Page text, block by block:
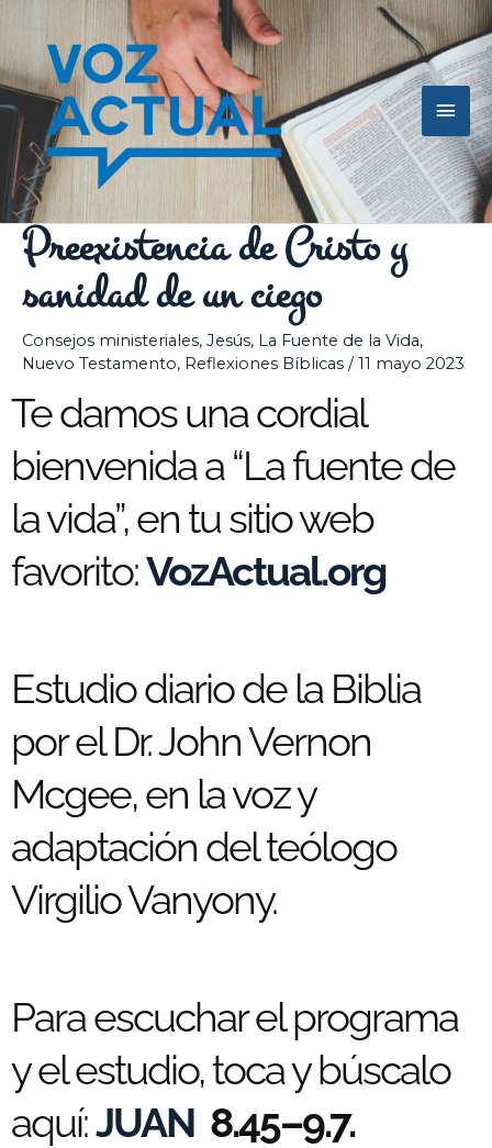
contenido
Preexistencia de Cristo y
sanidad de un ciego
Consejos ministeriales, Jesús, La Fuente de la Vida,
Nuevo Testamento, Reflexiones Bíblicas /11 mayo 2023
Te damos una cordial
bienvenida a “La fuente de
la vida”, en tu sitio web
favorito:VozActual.org
Estudio diario de la Biblia
por el Dr. John Vernon
Mcgee, en la voz y
adaptación del teólogo
Virgilio Vanyony.
Para escuchar el programa
y el estudio, toca y búscalo
aquí:JUAN 8.45–9.7.